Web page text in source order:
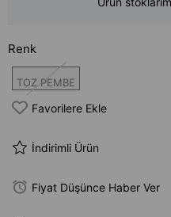
Renk
TOZ PEMBE
Favorilere Ekle
İndirimli Ürün
Fiyat Düşünce Haber Ver